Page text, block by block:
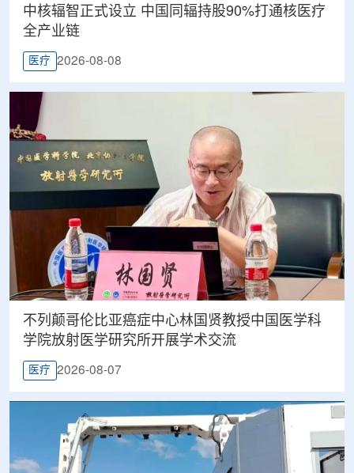
中核辐智正式设立 中国同辐持股90%打通核医疗
全产业链
医疗 2026-08-08
不列颠哥伦比亚癌症中心林国贤教授中国医学科
学院放射医学研究所开展学术交流
医疗 2026-08-07